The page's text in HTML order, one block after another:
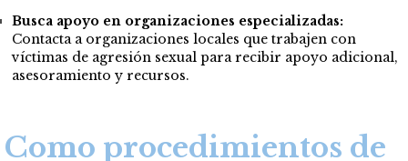
Busca apoyo en organizaciones especializadas:
Contacta a organizaciones locales que trabajen con
víctimas de agresión sexual para recibir apoyo adicional,
asesoramiento y recursos.
Como procedimientos de